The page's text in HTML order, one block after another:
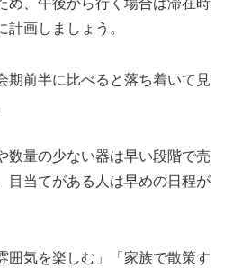
め、午後から行く場合は滞在時
計画しましょう。
期前半に比べると落ち着いて見
数量の少ない器は早い段階で売
目当てがある人は早めの日程が
囲気を楽しむ」「家族で散策す